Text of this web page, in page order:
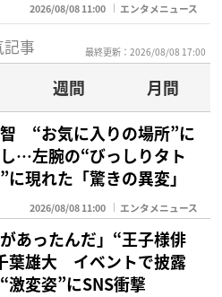
2026/08/08 11:00 エンタメニュース
事 最終更新：2026/08/08 17:00
週間
月間
“お気に入りの場所”に
…左腕の“びっしりタト
に現れた「驚きの異変」
2026/08/08 11:00 エンタメニュース
があったんだ」“王子様俳
葉雄大 イベントで披露
激変姿”にSNS衝撃